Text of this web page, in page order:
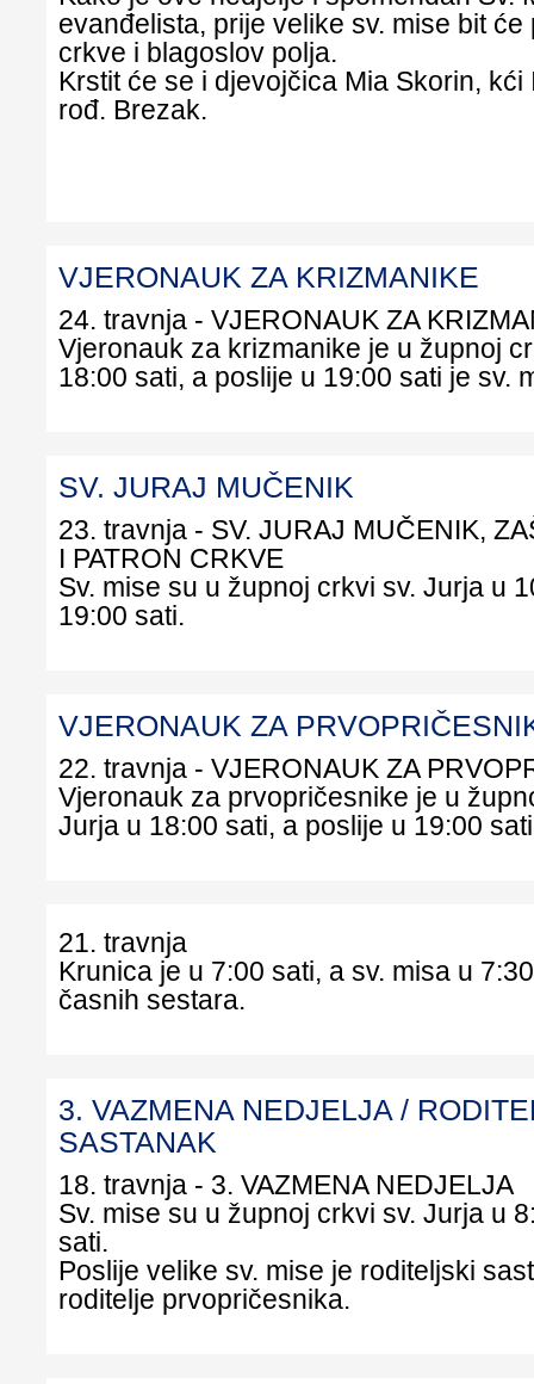
evanđelista, prije velike sv. mise bit
crkve i blagoslov polja.
Krstit će se i djevojčica Mia Skorin, kći
rođ. Brezak.
VJERONAUK ZA KRIZMANIKE
24. travnja - VJERONAUK ZA
Vjeronauk za krizmanike je u župnoj
18:00 sati, a poslije u 19:00 sati je sv.
SV. JURAJ MUČENIK
23. travnja - SV. JURAJ MUČENIK,
I PATRON CRKVE
Sv. mise su u župnoj crkvi sv. Jurja u
19:00 sati.
VJERONAUK ZA
22. travnja - VJERONAUK ZA
Vjeronauk za prvopričesnike je u
Jurja u 18:00 sati, a poslije u 19:00
21. travnja
Krunica je u 7:00 sati, a sv. misa u
časnih sestara.
3. VAZMENA NEDJELJA /
SASTANAK
18. travnja - 3. VAZMENA NEDJELJA
Sv. mise su u župnoj crkvi sv. Jurja u
sati.
Poslije velike sv. mise je roditeljski
roditelje prvopričesnika.